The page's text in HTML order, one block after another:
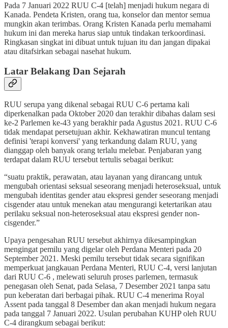
Pada 7 Januari 2022 RUU C-4 [telah] menjadi hukum negara di
Kanada. Pendeta Kristen, orang tua, konselor dan mentor semua
mungkin akan terimbas. Orang Kristen Kanada perlu memahami
hukum ini dan mereka harus siap untuk tindakan terkoordinasi.
Ringkasan singkat ini dibuat untuk tujuan itu dan jangan dipakai
atau ditafsirkan sebagai nasehat hukum.
Latar Belakang Dan Sejarah
RUU serupa yang dikenal sebagai RUU C-6 pertama kali
diperkenalkan pada Oktober 2020 dan terakhir dibahas dalam sesi
ke-2 Parlemen ke-43 yang berakhir pada Agustus 2021. RUU C-6
tidak mendapat persetujuan akhir. Kekhawatiran muncul tentang
definisi 'terapi konversi' yang terkandung dalam RUU, yang
dianggap oleh banyak orang terlalu melebar. Penjabaran yang
terdapat dalam RUU tersebut tertulis sebagai berikut:
“suatu praktik, perawatan, atau layanan yang dirancang untuk
mengubah orientasi seksual seseorang menjadi heteroseksual, untuk
mengubah identitas gender atau ekspresi gender seseorang menjadi
cisgender atau untuk menekan atau mengurangi ketertarikan atau
perilaku seksual non-heteroseksual atau ekspresi gender non-
cisgender.”
Upaya pengesahan RUU tersebut akhirnya dikesampingkan
mengingat pemilu yang digelar oleh Perdana Menteri pada 20
September 2021. Meski pemilu tersebut tidak secara signifikan
memperkuat jangkauan Perdana Menteri, RUU C-4, versi lanjutan
dari RUU C-6 , melewati seluruh proses parlemen, termasuk
penegasan oleh Senat, pada Selasa, 7 Desember 2021 tanpa satu
pun keberatan dari berbagai pihak. RUU C-4 menerima Royal
Assent pada tanggal 8 Desember dan akan menjadi hukum negara
pada tanggal 7 Januari 2022. Usulan perubahan KUHP oleh RUU
C-4 dirangkum sebagai berikut: